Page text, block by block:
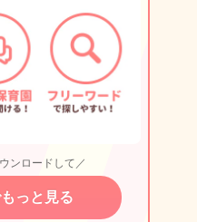
ンロードして／
っと見る